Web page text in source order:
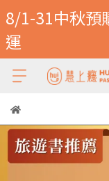
8/1-31中秋預
運